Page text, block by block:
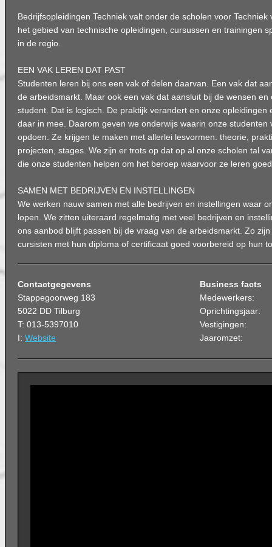
Bedrijfsopleidingen Techniek valt onder de scholen voor Techniek
het gebied van technische opleidingen, cursussen en trainingen
in de regio.
EEN VAK LEREN DAT PAST
Studenten leren bij ons een vak of delen daarvan. Een vak dat
de arbeidsmarkt. Maar ook een vak dat aansluit bij de wensen en
student. Dat is logisch. De praktijk verandert en onze opleidingen
daar in mee. Daarom geven we onderwijs waarin onze studenten
opdoen. Ze krijgen te maken met allerlei lesvormen: theorie,
projecten, stages. We zijn er trots op dat op al onze scholen tal
die onze studenten helpen om het beroep waarvoor ze leren
SAMEN MET BEDRIJVEN EN INSTELLINGEN
We werken nauw samen met alle bedrijven en instellingen waar
lopen. We zitten uiteraard regelmatig met veel bedrijven en
ons aanbod blijft passen bij de vraag van de arbeidsmarkt. Zo
cursisten met hun diploma of certificaat goed voorbereid op hun
Contactgegevens
Stappegoorweg 183
5022 DD Tilburg
T: 013-5397010
I: Website
Business facts
Medewerkers:
Oprichtingsjaar:
Vestigingen:
Jaaromzet: